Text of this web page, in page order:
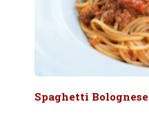
Spaghetti Bolognese